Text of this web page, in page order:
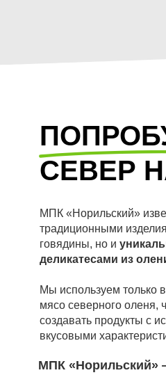
МПК «Норильский»
МПК «Норильский»
традиционными
говядины, но и
деликатесами из
Мы используем только
мясо северного оленя,
создавать продукты с
вкусовыми
СЕВЕР